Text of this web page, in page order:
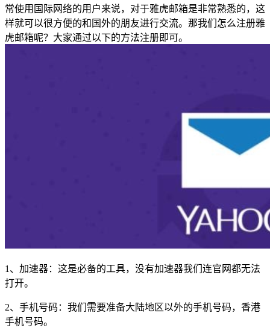
常使用国际网络的用户来说，对于雅虎邮箱是非常熟悉的，这
样就可以很方便的和国外的朋友进行交流。那我们怎么注册雅
虎邮箱呢？大家通过以下的方法注册即可。
1、加速器：这是必备的工具，没有加速器我们连官网都无法
打开。
2、手机号码：我们需要准备大陆地区以外的手机号码，香港
手机号码。